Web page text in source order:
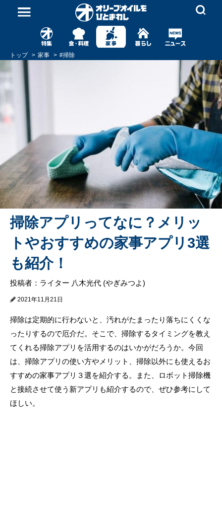
トップ 家事 #掃除
掃除アプリってなに？メリッ
トやおすすめの家事アプリ3選
も紹介！
投稿者：ライター 八木光代 (やぎみつよ)
2021年11月21日
掃除は定期的に行わないと、汚れがたまったり落ちにくくな
ったりするので厄介だ。そこで、掃除するタイミングを教え
てくれる掃除アプリを活用するのはいかがだろうか。今回
は、掃除アプリの使い方やメリット、掃除以外にも使えるお
すすめの家事アプリ３選を紹介する。また、ロボット掃除機
と接続させて使う新アプリも紹介するので、ぜひ参考にして
ほしい。